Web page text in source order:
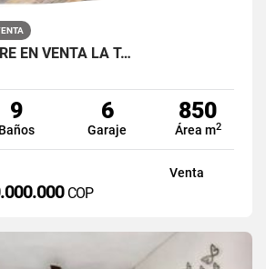
EN VENTA LA T…
9
Baños
6
Garaje
850
Área m2
Venta
COP